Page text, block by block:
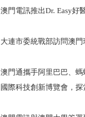
澳門電訊推出Dr. Easy好
2024
大連市委統戰部訪問澳
2024
澳門通攜手阿里巴巴、
國際科技創新博覽會，
2024